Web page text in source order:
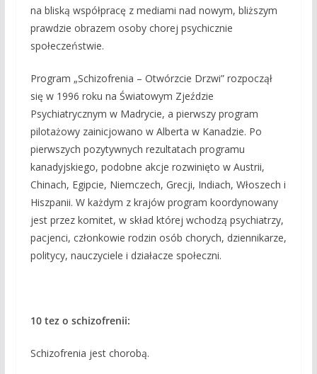
na bliską współpracę z mediami nad nowym, bliższym
prawdzie obrazem osoby chorej psychicznie
społeczeństwie.
Program „Schizofrenia – Otwórzcie Drzwi” rozpoczął
się w 1996 roku na Światowym Zjeździe
Psychiatrycznym w Madrycie, a pierwszy program
pilotażowy zainicjowano w Alberta w Kanadzie. Po
pierwszych pozytywnych rezultatach programu
kanadyjskiego, podobne akcje rozwinięto w Austrii,
Chinach, Egipcie, Niemczech, Grecji, Indiach, Włoszech i
Hiszpanii. W każdym z krajów program koordynowany
jest przez komitet, w skład której wchodzą psychiatrzy,
pacjenci, członkowie rodzin osób chorych, dziennikarze,
politycy, nauczyciele i działacze społeczni.
10 tez o schizofrenii:
Schizofrenia jest chorobą.